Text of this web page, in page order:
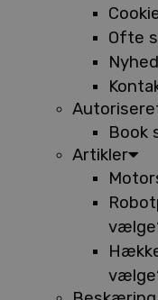
Ofte
Book
Artikler